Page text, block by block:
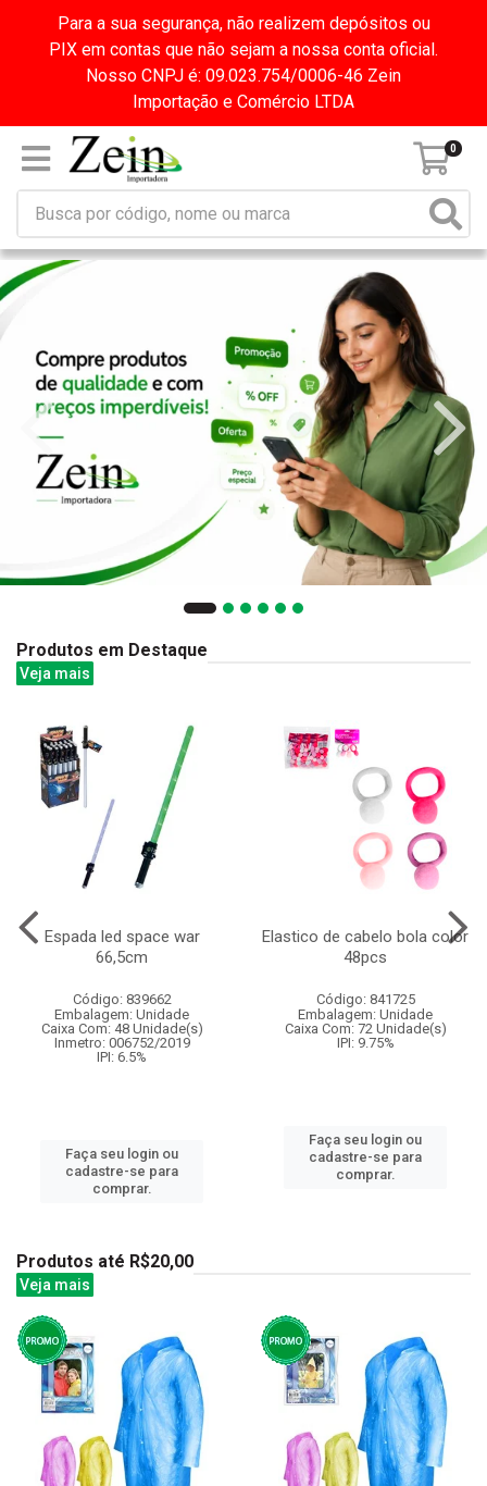
Para a sua segurança, não realizem depósitos ou
PIX em contas que não sejam a nossa conta oficial.
Nosso CNPJ é: 09.023.754/0006-46 Zein
Importação e Comércio LTDA
0
Produtos em Destaque
Veja mais
Espada led space war
66,5cm
Código: 839662
Embalagem: Unidade
Caixa Com: 48 Unidade(s)
Inmetro: 006752/2019
IPI: 6.5%
Faça seu login ou
cadastre-se para
comprar.
Elastico de cabelo bola color
48pcs
Código: 841725
Embalagem: Unidade
Caixa Com: 72 Unidade(s)
IPI: 9.75%
Faça seu login ou
cadastre-se para
comprar.
Produtos até R$20,00
Veja mais